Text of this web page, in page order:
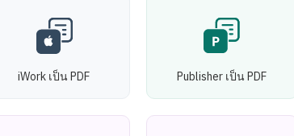
iWork เป็น PDF Publisher เป็น PDF